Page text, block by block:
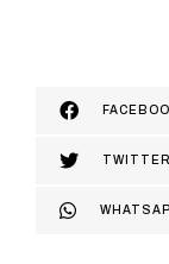
TWITTER